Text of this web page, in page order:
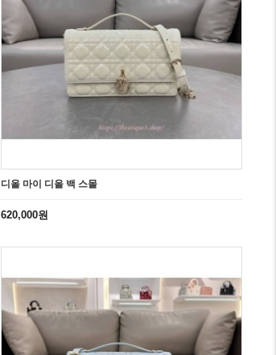
디올 마이 디올 백 스몰
620,000원